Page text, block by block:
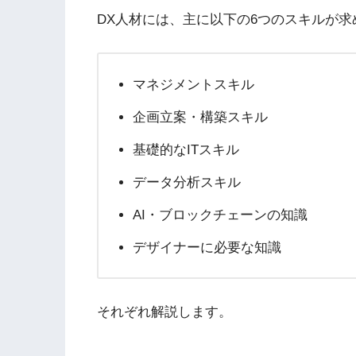
DX人材には、主に以下の6つのスキルが求
マネジメントスキル
企画立案・構築スキル
基礎的なITスキル
データ分析スキル
AI・ブロックチェーンの知識
デザイナーに必要な知識
それぞれ解説します。